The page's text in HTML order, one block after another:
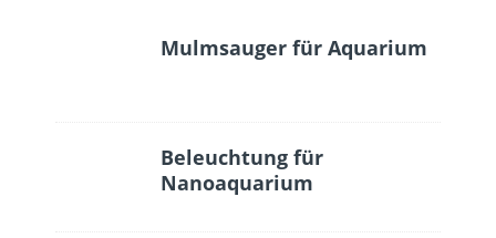
Mulmsauger für Aquarium
Beleuchtung für
Nanoaquarium